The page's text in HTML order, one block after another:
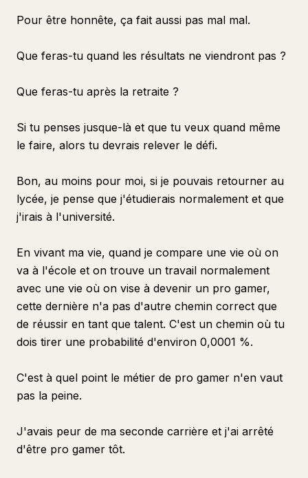
Pour être honnête, ça fait aussi pas mal mal.
Que feras-tu quand les résultats ne viendront pas ?
Que feras-tu après la retraite ?
Si tu penses jusque-là et que tu veux quand même
le faire, alors tu devrais relever le défi.
Bon, au moins pour moi, si je pouvais retourner au
lycée, je pense que j'étudierais normalement et que
j'irais à l'université.
En vivant ma vie, quand je compare une vie où on
va à l'école et on trouve un travail normalement
avec une vie où on vise à devenir un pro gamer,
cette dernière n'a pas d'autre chemin correct que
de réussir en tant que talent. C'est un chemin où tu
dois tirer une probabilité d'environ 0,0001 %.
C'est à quel point le métier de pro gamer n'en vaut
pas la peine.
J'avais peur de ma seconde carrière et j'ai arrêté
d'être pro gamer tôt.